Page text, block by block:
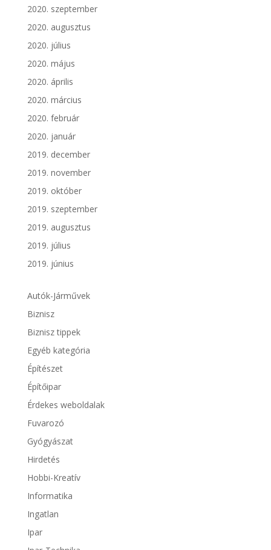
2020. szeptember
2020. augusztus
2020. július
2020. május
2020. április
2020. március
2020. február
2020. január
2019. december
2019. november
2019. október
2019. szeptember
2019. augusztus
2019. július
2019. június
Autók-Járművek
Biznisz
Biznisz tippek
Egyéb kategória
Építészet
Építőipar
Érdekes weboldalak
Fuvarozó
Gyógyászat
Hirdetés
Hobbi-Kreatív
Informatika
Ingatlan
Ipar